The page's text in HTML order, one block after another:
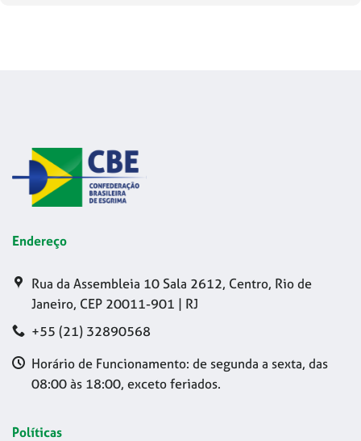
Endereço
Rua da Assembleia 10 Sala 2612, Centro, Rio de
Janeiro, CEP 20011-901 | RJ
+55 (21) 32890568
Horário de Funcionamento: de segunda a sexta, das
08:00 às 18:00, exceto feriados.
Políticas